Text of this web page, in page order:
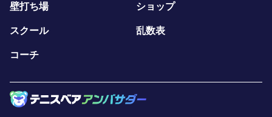
壁打ち場 ショップ
スクール 乱数表
コーチ